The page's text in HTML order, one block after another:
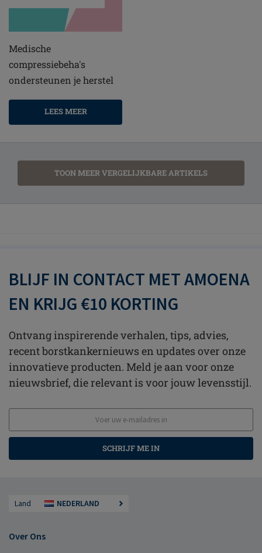
Medische
compressiebeha's
ondersteunen je herstel
LEES MEER
TOON MEER VERGELIJKBARE ARTIKELS
BLIJF IN CONTACT MET AMOENA
EN KRIJG €10 KORTING
Ontvang inspirerende verhalen, tips, advies,
recent borstkankernieuws en updates over onze
innovatieve producten. Meld je aan voor onze
nieuwsbrief, die relevant is voor jouw levensstijl.
SCHRIJF ME IN
Land NEDERLAND
Over Ons